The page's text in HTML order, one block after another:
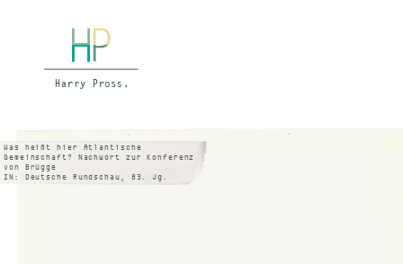
Was heißt hier Atlantische
Gemeinschaft? Nachwort zur Konferenz
von Brügge
IN: Deutsche Rundschau, 83. Jg.